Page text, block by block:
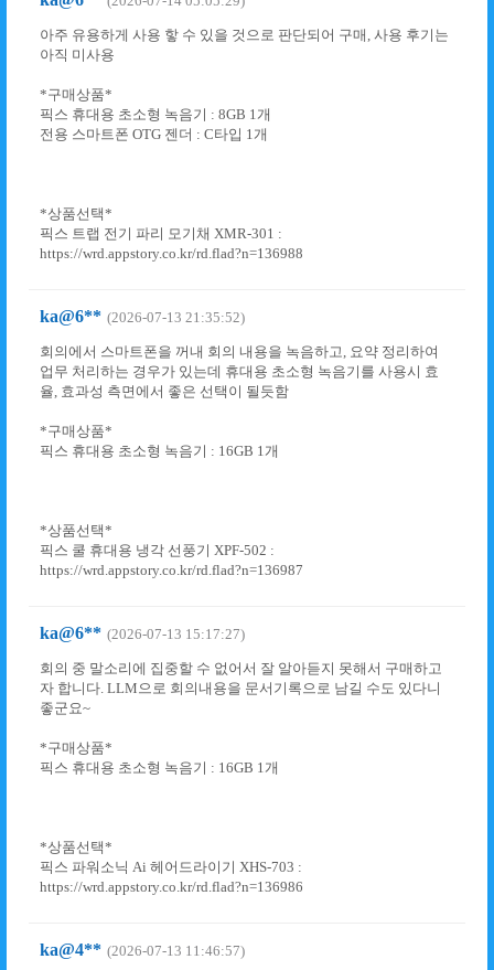
아주 유용하게 사용 핳 수 있을 것으로 판단되어 구매, 사용 후기는
아직 미사용
*구매상품*
픽스 휴대용 초소형 녹음기 : 8GB 1개
전용 스마트폰 OTG 젠더 : C타입 1개
*상품선택*
픽스 트랩 전기 파리 모기채 XMR-301 :
https://wrd.appstory.co.kr/rd.flad?n=136988
ka@6** (2026-07-13 21:35:52)
회의에서 스마트폰을 꺼내 회의 내용을 녹음하고, 요약 정리하여
업무 처리하는 경우가 있는데 휴대용 초소형 녹음기를 사용시 효
율, 효과성 측면에서 좋은 선택이 될듯함
*구매상품*
픽스 휴대용 초소형 녹음기 : 16GB 1개
*상품선택*
픽스 쿨 휴대용 냉각 선풍기 XPF-502 :
https://wrd.appstory.co.kr/rd.flad?n=136987
ka@6** (2026-07-13 15:17:27)
회의 중 말소리에 집중할 수 없어서 잘 알아듣지 못해서 구매하고
자 합니다. LLM으로 회의내용을 문서기록으로 남길 수도 있다니
좋군요~
*구매상품*
픽스 휴대용 초소형 녹음기 : 16GB 1개
*상품선택*
픽스 파워소닉 Ai 헤어드라이기 XHS-703 :
https://wrd.appstory.co.kr/rd.flad?n=136986
ka@4** (2026-07-13 11:46:57)